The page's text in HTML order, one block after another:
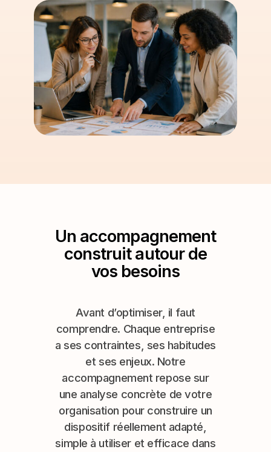
Un accompagnement
construit autour de
vos besoins
Avant d’optimiser, il faut
comprendre. Chaque entreprise
a ses contraintes, ses habitudes
et ses enjeux. Notre
accompagnement repose sur
une analyse concrète de votre
organisation pour construire un
dispositif réellement adapté,
simple à utiliser et efficace dans